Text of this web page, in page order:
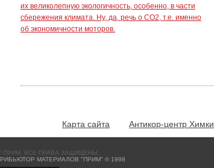
их великолепную экологичность, особенно, в части
сбережения климата. Ну, да, речь о СО2, т.е. именно
об экономичности моторов.
ПРИМ, ВСЕ ПРАВА ЗАЩИЩЕНЫ.
МАТЕРИАЛОВ "ПРИМ" © 1998
Карта сайта Антикор-центр Химки